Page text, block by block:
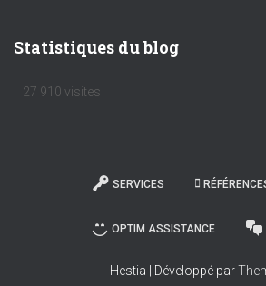
Statistiques du blog
27 910 visites
SERVICES
OPTIM ASSISTANCE
Hestia | Développé par